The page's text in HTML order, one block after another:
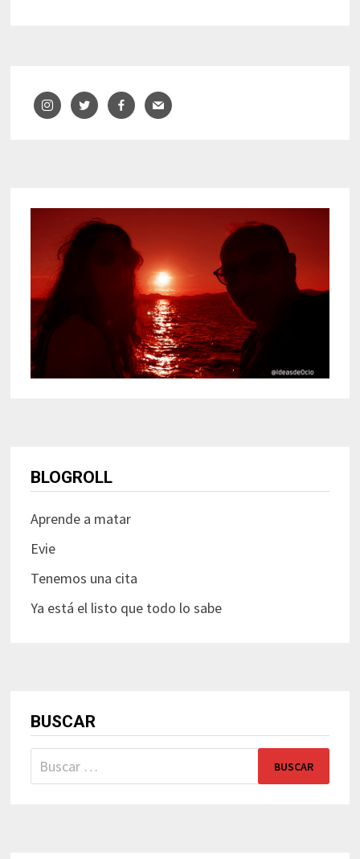
BLOGROLL
Aprende a matar
Evie
Tenemos una cita
Ya está el listo que todo lo sabe
BUSCAR
Buscar: